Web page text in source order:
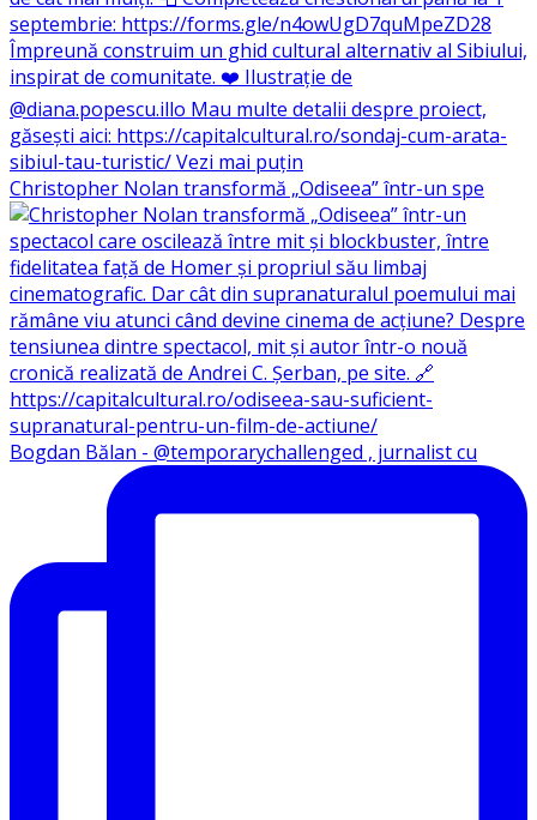
Christopher Nolan transformă „Odiseea” într-un spe
Bogdan Bălan - @temporarychallenged , jurnalist cu